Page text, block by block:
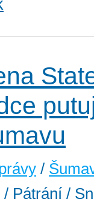
/
Pátrání /